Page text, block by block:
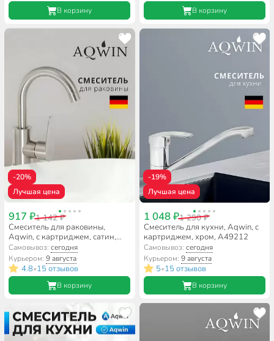
В корзину В корзину
-20%
Лучшая цена
917 ₽1 142 ₽
Смеситель для раковины,
Aqwin, с картриджем, сатин,
A10310S-2
Самовывоз:сегодня
Курьером:9 августа
4.8•15 отзывов
В корзину
-19%
Лучшая цена
1 048 ₽1 290 ₽
Смеситель для кухни, Aqwin, с
картриджем, хром, A49212
Самовывоз: сегодня
Курьером: 9 августа
5•15 отзывов
В корзину